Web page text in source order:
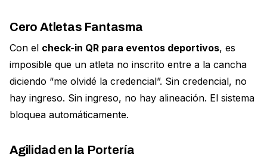
Cero Atletas Fantasma
Con el check-in QR para eventos deportivos, es
imposible que un atleta no inscrito entre a la cancha
diciendo “me olvidé la credencial”. Sin credencial, no
hay ingreso. Sin ingreso, no hay alineación. El sistema
bloquea automáticamente.
Agilidad en la Portería